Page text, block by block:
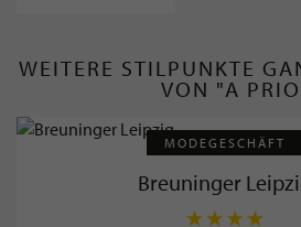
WEITERE STILPUNKTE
VON "A
MODEGESCHÄFT
Breuninger